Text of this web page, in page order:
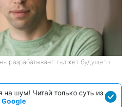
разрабатывает гаджет будущего
на шум! Читай только суть из
Google